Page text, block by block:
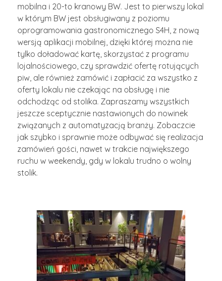
mobilna i 20-to kranowy BW. Jest to pierwszy lokal
w którym BW jest obsługiwany z poziomu
oprogramowania gastronomicznego S4H, z nową
wersją aplikacji mobilnej, dzięki której można nie
tylko doładować kartę, skorzystać z programu
lojalnościowego, czy sprawdzić ofertę rotujących
piw, ale również zamówić i zapłacić za wszystko z
oferty lokalu nie czekając na obsługę i nie
odchodząc od stolika. Zapraszamy wszystkich
jeszcze sceptycznie nastawionych do nowinek
związanych z automatyzacją branży. Zobaczcie
jak szybko i sprawnie może odbywać się realizacja
zamówień gości, nawet w trakcie największego
ruchu w weekendy, gdy w lokalu trudno o wolny
stolik.